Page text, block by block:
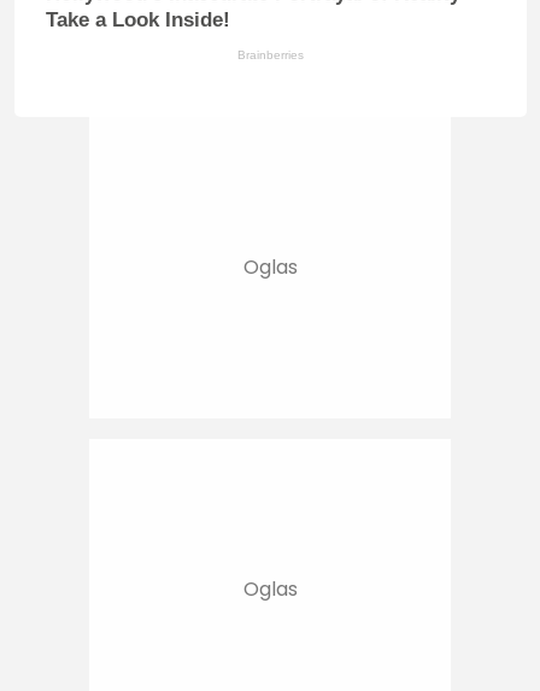
Take a Look Inside!
Brainberries